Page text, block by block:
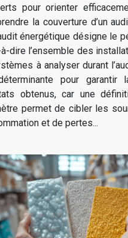
pour orienter
la couverture d’un
énergétique désigne le
à-dire l’ensemble des
à analyser durant
pour garantir
obtenus, car une
permet de cibler les
et de pertes...